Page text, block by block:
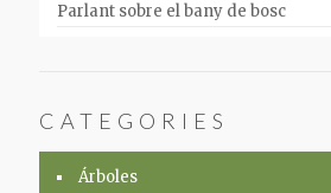
Parlant sobre el bany de bosc
CATEGORIES
Árboles